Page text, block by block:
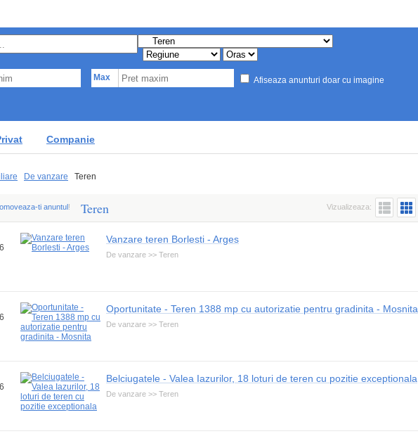
Max Afiseaza anunturi doar cu imagine
Companie
De vanzare Teren
ti anuntul! Teren Vizualizeaza:
Vanzare teren Borlesti - Arges
De vanzare >> Teren
Oportunitate - Teren 1388 mp cu autorizatie pentru gradinita - Mosnita
De vanzare >> Teren
Belciugatele - Valea Iazurilor, 18 loturi de teren cu pozitie exceptionala
De vanzare >> Teren